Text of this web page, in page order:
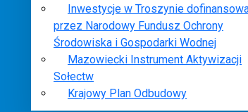
Inwestycje w Troszynie
przez Narodowy Fundusz Ochrony
Środowiska i Gospodarki Wodnej
Mazowiecki Instrument Aktywizacji
Sołectw
Krajowy Plan Odbudowy